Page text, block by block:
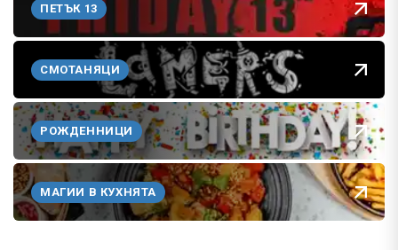
ПЕТЪК 13
СМОТАНЯЦИ
РОЖДЕННИЦИ
МАГИИ В КУХНЯТА